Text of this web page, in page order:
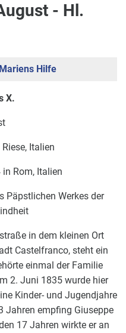
- Hl.
Hilfe
X.
Italien
Rom, Italien
Päpstlichen Werkes der
in dem kleinen Ort
Castelfranco, steht ein
einmal der Familie
2. Juni 1835 wurde hier
Kinder- und Jugendjahre
Jahren empfing Giuseppe
17 Jahren wirkte er an